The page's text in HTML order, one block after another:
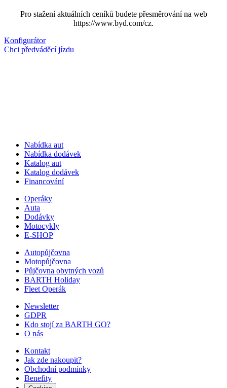
Pro stažení aktuálních ceníků budete přesměrování na web
https://www.byd.com/cz.
Konfigurátor
Chci předváděcí jízdu
Nabídka aut
Nabídka dodávek
Katalog aut
Katalog dodávek
Financování
Operáky
Auta
Dodávky
Motocykly
E-SHOP
Autopůjčovna
Motopůjčovna
Půjčovna obytných vozů
BARTH Holiday
Fleet Operák
Newsletter
GDPR
Kdo stojí za BARTH GO?
O nás
Kontakt
Jak zde nakoupit?
Obchodní podmínky
Benefity